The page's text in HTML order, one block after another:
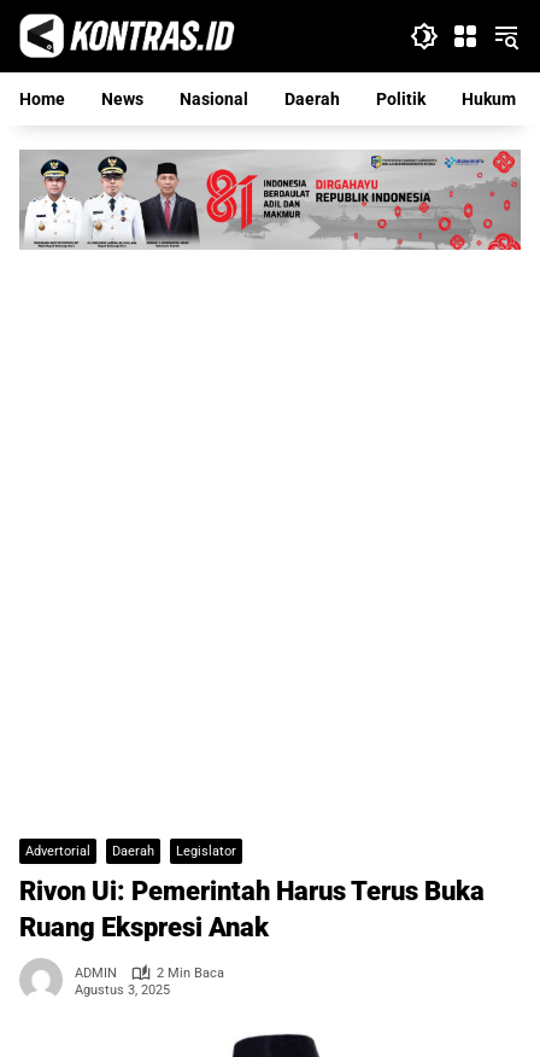
Langsung
konten
Home
News Nasional Daerah Politik Hukum
Advertorial Daerah Legislator
Rivon Ui: Pemerintah Harus Terus Buka
Ruang Ekspresi Anak
ADMIN
2 Min Baca
Agustus 3, 2025